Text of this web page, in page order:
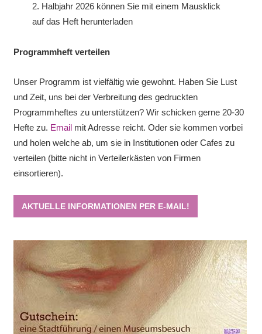
2. Halbjahr 2026 können Sie mit einem Mausklick
auf das Heft herunterladen
Programmheft verteilen
Unser Programm ist vielfältig wie gewohnt. Haben Sie Lust
und Zeit, uns bei der Verbreitung des gedruckten
Programmheftes zu unterstützen? Wir schicken gerne 20-30
Hefte zu. Emailmit Adresse reicht. Oder sie kommen vorbei
und holen welche ab, um sie in Institutionen oder Cafes zu
verteilen (bitte nicht in Verteilerkästen von Firmen
einsortieren).
AKTUELLE INFORMATIONEN PER E-MAIL!